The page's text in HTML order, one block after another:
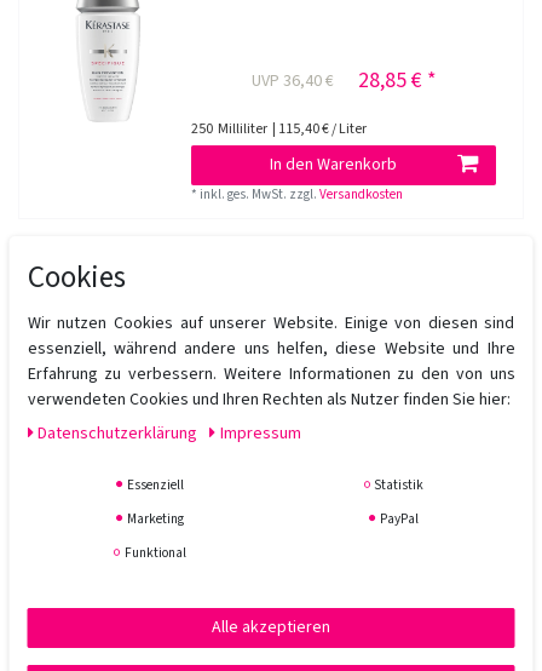
UVP 36,40 € 28,85 € *
250 Milliliter | 115,40 € / Liter
In den Warenkorb
* inkl. ges. MwSt. zzgl.Versandkosten
UVP 36,40 € 34,45 € *
Versandkosten
UVP 65,40 € 61,95 € *
Cookies
Wir nutzen Cookies auf unserer Website. Einige von diesen sind
essenziell, während andere uns helfen, diese Website und Ihre
Erfahrung zu verbessern. Weitere Informationen zu den von uns
verwendeten Cookies und Ihren Rechten als Nutzer finden Sie hier:
Daten­schutz­erklärung
Impressum
Essenziell
Statistik
Marketing
PayPal
Funktional
Alle akzeptieren